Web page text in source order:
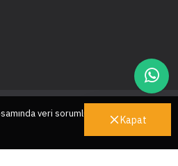
Kapat
veri sorumlusu sıfatıyla